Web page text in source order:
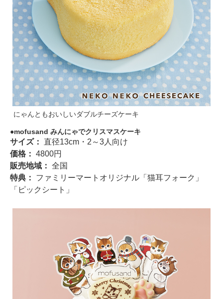
にゃんともおいしいダブルチーズケーキ
mofusand みんにゃでクリスマスケーキ
サイズ： 直径13cm・2～3人向け
価格： 4800円
販売地域： 全国
特典： ファミリーマートオリジナル「猫耳フォーク」
「ピックシート」